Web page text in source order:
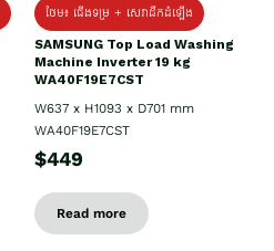
ថែម៖ ជើងទម្រ + សេវាដឹកដំឡើង
SAMSUNG Top Load Washing
Machine Inverter 19 kg
WA40F19E7CST
W637 x H1093 x D701 mm
WA40F19E7CST
$449
Read more